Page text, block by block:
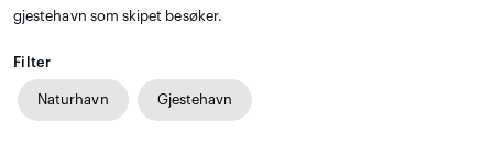
gjestehavn som skipet besøker.
Filter
Naturhavn Gjestehavn